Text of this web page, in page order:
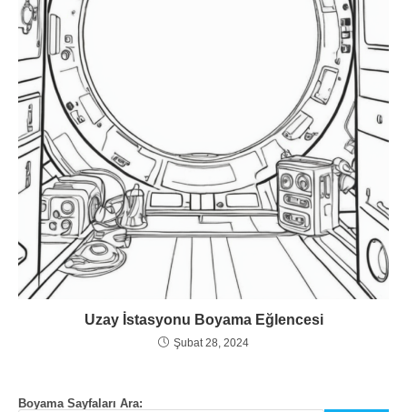
Uzay İstasyonu Boyama Eğlencesi
Şubat 28, 2024
Boyama Sayfaları Ara: